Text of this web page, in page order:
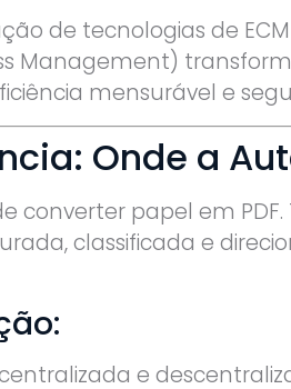
de tecnologias de
Management)
mensurável e
Onde a
papel em
classificada e
e